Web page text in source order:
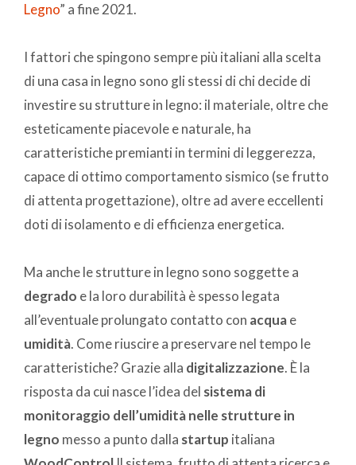
Legno” a fine 2021.
I fattori che spingono sempre più italiani alla scelta
di una casa in legno sono gli stessi di chi decide di
investire su strutture in legno: il materiale, oltre che
esteticamente piacevole e naturale, ha
caratteristiche premianti in termini di leggerezza,
capace di ottimo comportamento sismico (se frutto
di attenta progettazione), oltre ad avere eccellenti
doti di isolamento e di efficienza energetica.
Ma anche le strutture in legno sono soggette a
degrado e la loro durabilità è spesso legata
all’eventuale prolungato contatto con acquae
umidità. Come riuscire a preservare nel tempo le
caratteristiche? Grazie alla digitalizzazione. È la
risposta da cui nasce l’idea del sistema di
monitoraggio dell’umidità nelle strutture in
legno messo a punto dalla startup italiana